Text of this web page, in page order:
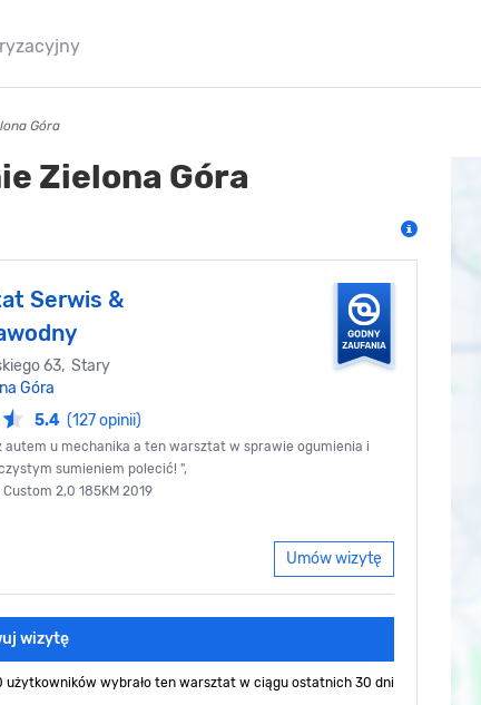
Góra
Zielona Góra
Serwis &
63, Stary
Góra
5.4 (127 opinii)
autem u mechanika a ten warsztat w sprawie ogumienia i
sumieniem polecić! ",
2,0 185KM 2019
Umów wizytę
wizytę
użytkowników wybrało ten warsztat w ciągu ostatnich 30 dni